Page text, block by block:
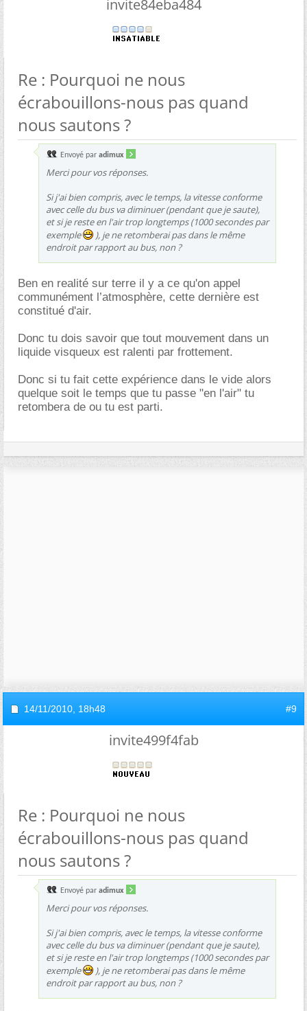
invite84eba484
Re : Pourquoi ne nous
écrabouillons-nous pas quand
nous sautons ?
Envoyé par adimux
Merci pour vos réponses.
Si j'ai bien compris, avec le temps, la vitesse conforme
avec celle du bus va diminuer (pendant que je saute),
et si je reste en l'air trop longtemps (1000 secondes par
exemple
), je ne retomberai pas dans le même
endroit par rapport au bus, non ?
Ben en realité sur terre il y a ce qu'on appel
communément l’atmosphère, cette dernière est
constitué d'air.
Donc tu dois savoir que tout mouvement dans un
liquide visqueux est ralenti par frottement.
Donc si tu fait cette expérience dans le vide alors
quelque soit le temps que tu passe "en l'air" tu
retombera de ou tu est parti.
14/11/2010, 18h48 #9
invite499f4fab
Re : Pourquoi ne nous
écrabouillons-nous pas quand
nous sautons ?
Envoyé par adimux
Merci pour vos réponses.
Si j'ai bien compris, avec le temps, la vitesse conforme
avec celle du bus va diminuer (pendant que je saute),
et si je reste en l'air trop longtemps (1000 secondes par
exemple
), je ne retomberai pas dans le même
endroit par rapport au bus, non ?